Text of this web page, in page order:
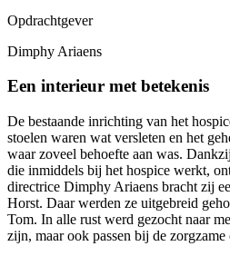
Opdrachtgever
Dimphy Ariaens
Een interieur met betekenis
De bestaande inrichting van het
stoelen waren wat versleten en het
waar zoveel behoefte aan was.
die inmiddels bij het hospice werkt,
directrice Dimphy Ariaens bracht zij
Horst. Daar werden ze uitgebreid
Tom. In alle rust werd gezocht naar
zijn, maar ook passen bij de